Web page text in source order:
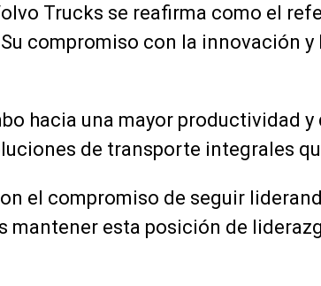
Trucks se reafirma como el
compromiso con la innovación
hacia una mayor productividad
de transporte integrales
el compromiso de seguir
mantener esta posición de